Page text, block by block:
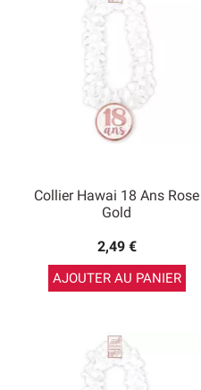
Collier Hawai 18 Ans Rose
Gold
2,49 €
AJOUTER AU PANIER